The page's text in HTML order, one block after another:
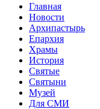
Главная
Новости
Архипастырь
Епархия
Храмы
История
Святые
Святыни
Музей
Для СМИ